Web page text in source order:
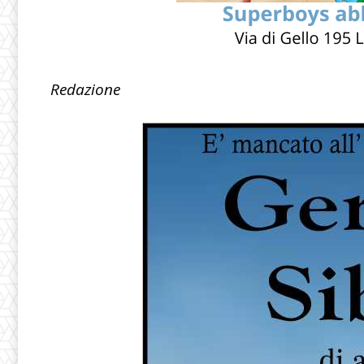
Redazione